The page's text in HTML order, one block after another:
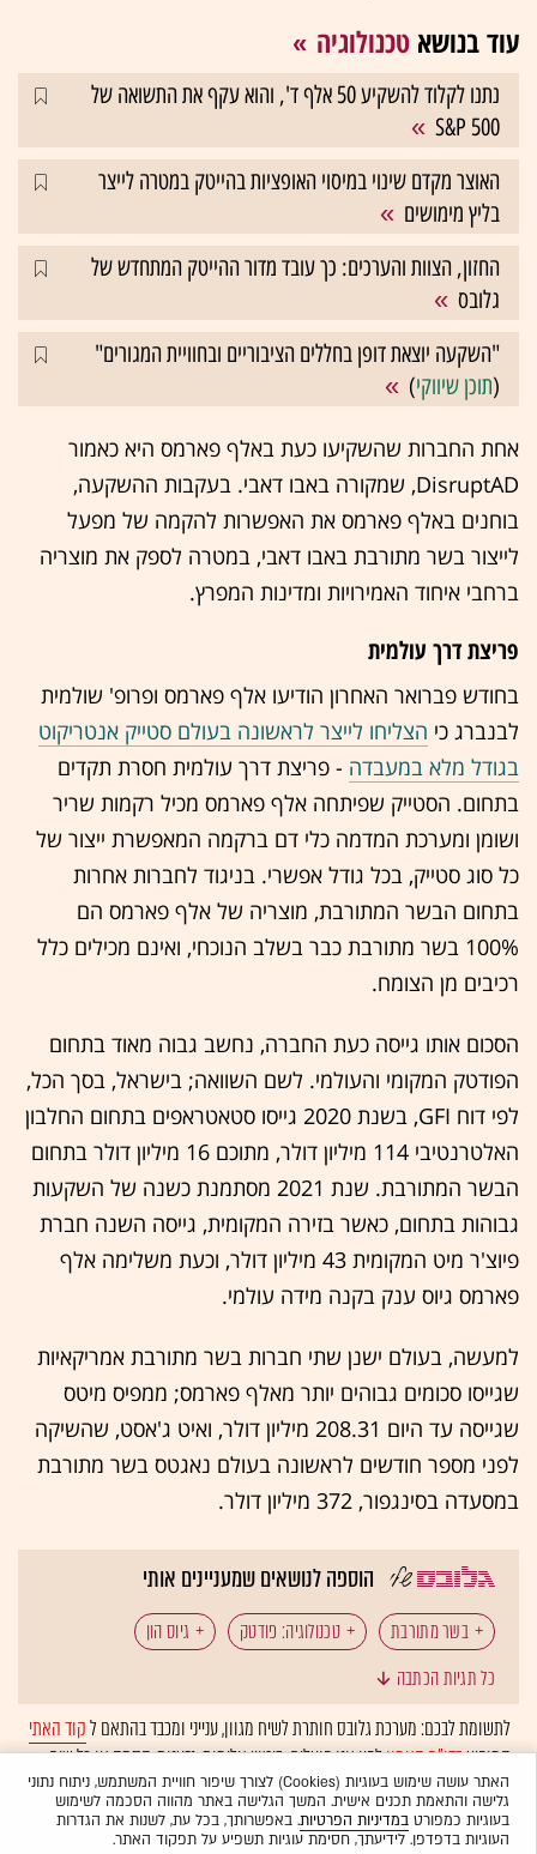
עוד בנושא טכנולוגיה
נתנו לקלוד להשקיע 50 אלף ד', והוא עקף את התשואה של
S&P 500
האוצר מקדם שינוי במיסוי האופציות בהייטק במטרה לייצר
בליץ מימושים
החזון, הצוות והערכים: כך עובד מדור ההייטק המתחדש של
גלובס
"השקעה יוצאת דופן בחללים הציבוריים ובחוויית המגורים"
(תוכן שיווקי)
אחת החברות שהשקיעו כעת באלף פארמס היא כאמור
DisruptAD, שמקורה באבו דאבי. בעקבות ההשקעה,
בוחנים באלף פארמס את האפשרות להקמה של מפעל
לייצור בשר מתורבת באבו דאבי, במטרה לספק את מוצריה
ברחבי איחוד האמירויות ומדינות המפרץ.
פריצת דרך עולמית
בחודש פברואר האחרון הודיעו אלף פארמס ופרופ' שולמית
לבנברג כי הצליחו לייצר לראשונה בעולם סטייק אנטריקוט
בגודל מלא במעבדה - פריצת דרך עולמית חסרת תקדים
בתחום. הסטייק שפיתחה אלף פארמס מכיל רקמות שריר
ושומן ומערכת המדמה כלי דם ברקמה המאפשרת ייצור של
כל סוג סטייק, בכל גודל אפשרי. בניגוד לחברות אחרות
בתחום הבשר המתורבת, מוצריה של אלף פארמס הם
100% בשר מתורבת כבר בשלב הנוכחי, ואינם מכילים כלל
רכיבים מן הצומח.
הסכום אותו גייסה כעת החברה, נחשב גבוה מאוד בתחום
הפודטק המקומי והעולמי. לשם השוואה; בישראל, בסך הכל,
לפי דוח GFI, בשנת 2020 גייסו סטאטראפים בתחום החלבון
האלטרנטיבי 114 מיליון דולר, מתוכם 16 מיליון דולר בתחום
הבשר המתורבת. שנת 2021 מסתמנת כשנה של השקעות
גבוהות בתחום, כאשר בזירה המקומית, גייסה השנה חברת
פיוצ'ר מיט המקומית 43 מיליון דולר, וכעת משלימה אלף
פארמס גיוס ענק בקנה מידה עולמי.
למעשה, בעולם ישנן שתי חברות בשר מתורבת אמריקאיות
שגייסו סכומים גבוהים יותר מאלף פארמס; ממפיס מיטס
שגייסה עד היום 208.31 מיליון דולר, ואיט ג'אסט, שהשיקה
לפני מספר חודשים לראשונה בעולם נאגטס בשר מתורבת
במסעדה בסינגפור, 372 מיליון דולר.
הוספה לנושאים שמעניינים אותי
בשר מתורבת טכנולוגיה: פודטק גיוס הון
כל תגיות הכתבה
לתשומת לבכם: מערכת גלובס חותרת לשיח מגוון, ענייני ומכבד בהתאם לקוד האתי
המופיעבדו"ח האמוןלפיו אנו פועלים. ביטויי אלימות, גזענות, הסתה או כל שיח
בלתי הולם אחר מסוננים בצורהאוטומטיתולא יפורסמו באתר.
האתר עושה שימוש בעוגיות (Cookies) לצורך שיפור חוויית המשתמש, ניתוח נתוני
גלישה והתאמת תכנים אישית. המשך הגלישה באתר מהווה הסכמה לשימוש
בעוגיות כמפורטבמדיניות הפרטיות. באפשרותך, בכל עת, לשנות את הגדרות
העוגיות בדפדפן. לידיעתך, חסימת עוגיות תשפיע על תפקוד האתר.